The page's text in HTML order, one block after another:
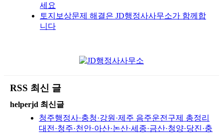
세요
토지보상문제 해결은 JD행정사사무소가 함께합
니다
RSS 최신 글
helperjd 최신글
청주행정사·충청·강원·제주 음주운전구제 총정리
대전·청주·천안·아산·논산·세종·금산·청양·당진·충